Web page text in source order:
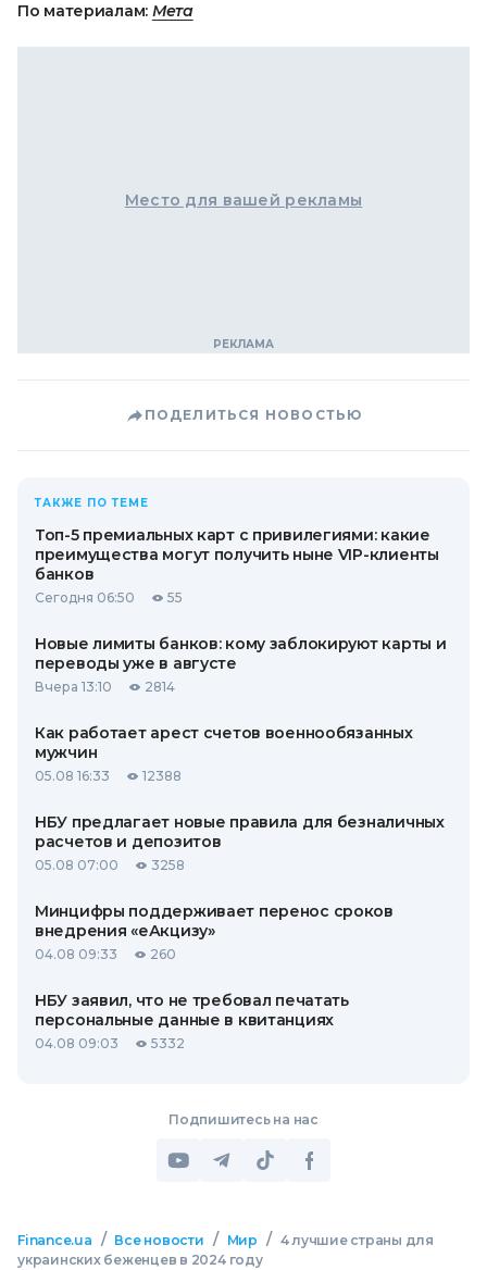
По материалам: Мета
Место для вашей рекламы
ПОДЕЛИТЬСЯ НОВОСТЬЮ
ТАКЖЕ ПО ТЕМЕ
Топ-5 премиальных карт с привилегиями: какие
преимущества могут получить ныне VIP-клиенты
банков
Сегодня 06:50 55
Новые лимиты банков: кому заблокируют карты и
переводы уже в августе
Вчера 13:10 2814
Как работает арест счетов военнообязанных
мужчин
05.08 16:33 12388
НБУ предлагает новые правила для безналичных
расчетов и депозитов
05.08 07:00 3258
Минцифры поддерживает перенос сроков
внедрения «еАкцизу»
04.08 09:33 260
НБУ заявил, что не требовал печатать
персональные данные в квитанциях
04.08 09:03 5332
Подпишитесь на нас
Finance.ua / Все новости / Мир / 4 лучшие страны для
украинских беженцев в 2024 году